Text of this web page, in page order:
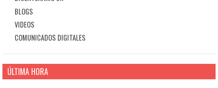
BLOGS
VIDEOS
COMUNICADOS DIGITALES
ÚLTIMA HORA